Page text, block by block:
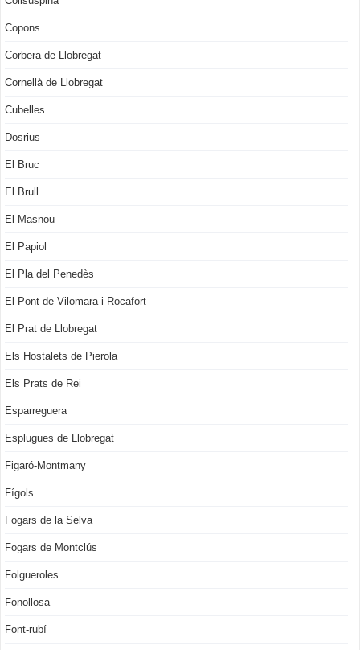
Copons
Corbera de Llobregat
Cornellà de Llobregat
Cubelles
Dosrius
El Bruc
El Brull
El Masnou
El Papiol
El Pla del Penedès
El Pont de Vilomara i Rocafort
El Prat de Llobregat
Els Hostalets de Pierola
Els Prats de Rei
Esparreguera
Esplugues de Llobregat
Figaró-Montmany
Fígols
Fogars de la Selva
Fogars de Montclús
Folgueroles
Fonollosa
Font-rubí